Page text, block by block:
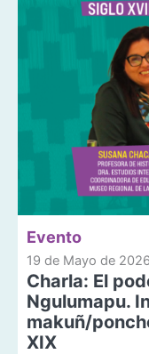
Evento
19 de Mayo de 2026
Charla: El
Ngulumapu.
makuñ/
XIX